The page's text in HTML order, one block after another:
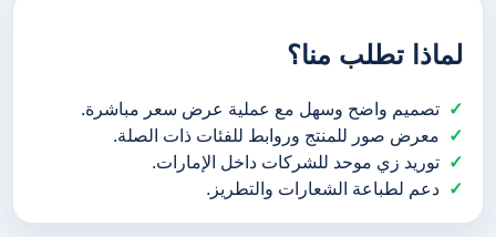
لماذا تطلب منا؟
تصميم واضح وسهل مع عملية عرض سعر مباشرة.
معرض صور للمنتج وروابط للفئات ذات الصلة.
توريد زي موحد للشركات داخل الإمارات.
دعم لطباعة الشعارات والتطريز.